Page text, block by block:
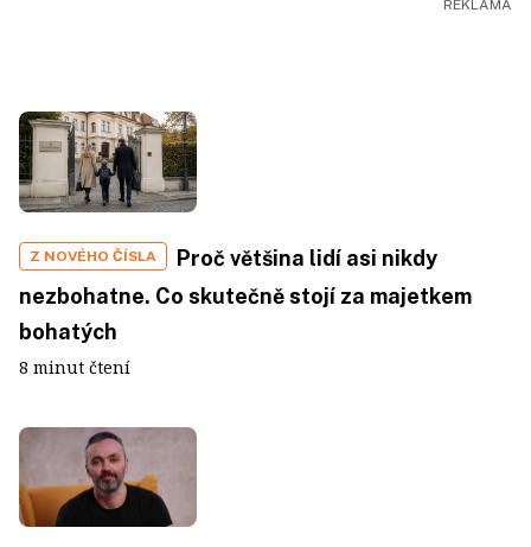
Z NOVÉHO ČÍSLA
Proč většina lidí asi nikdy
nezbohatne. Co skutečně stojí za majetkem
bohatých
8 minut čtení